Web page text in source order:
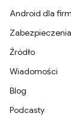
Android dla firm
Zabezpieczenia
Źródło
Wiadomości
Blog
Podcasty